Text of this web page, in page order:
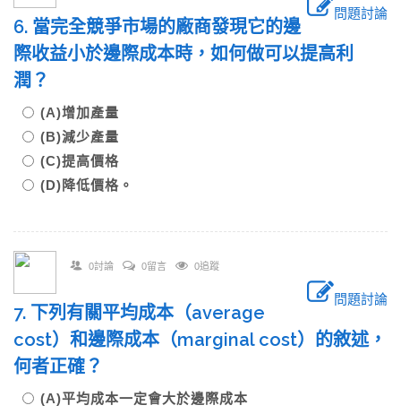
問題討論
6. 當完全競爭市場的廠商發現它的邊
際收益小於邊際成本時，如何做可以提高利
潤？
(A)增加產量
(B)減少產量
(C)提高價格
(D)降低價格。
0討論 0留言 0追蹤
問題討論
7. 下列有關平均成本（average
cost）和邊際成本（marginal cost）的敘述，
何者正確？
(A)平均成本一定會大於邊際成本